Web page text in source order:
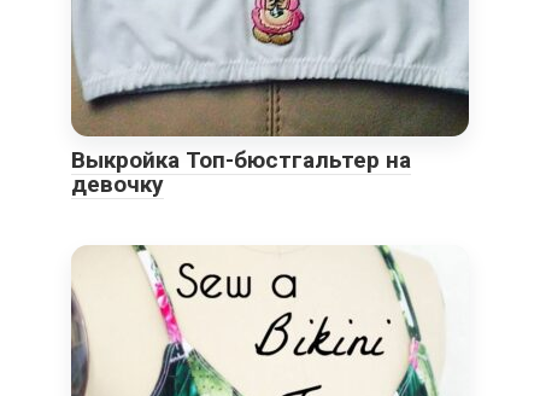
Выкройка Топ-бюстгальтер на
девочку